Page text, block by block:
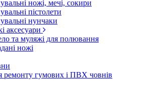
ножі, мечі, сокири
пістолети
нунчаки
аксесуари
та муляжі для полювання
ножі
ремонту гумових і ПВХ човнів